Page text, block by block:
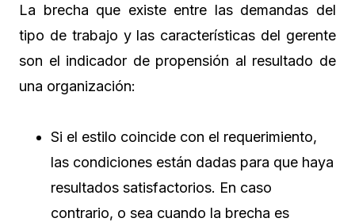
La brecha que existe entre las demandas del
tipo de trabajo y las características del gerente
son el indicador de propensión al resultado de
una organización:
Si el estilo coincide con el requerimiento,
las condiciones están dadas para que haya
resultados satisfactorios. En caso
contrario, o sea cuando la brecha es